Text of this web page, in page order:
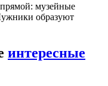
музейные
образуют
интересные